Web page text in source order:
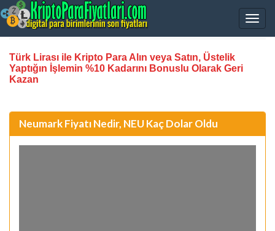
Türk Lirası ile Kripto Para Alın veya Satın, Üstelik
Yaptığın İşlemin %10 Kadarını Bonuslu Olarak Geri
Kazan
Neumark Fiyatı Nedir, NEU Kaç Dolar Oldu